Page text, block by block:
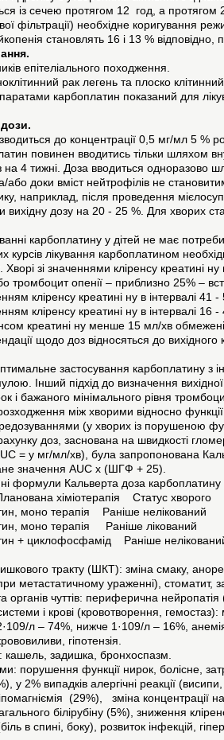
із сечею протягом 12 год, а протягом
фільтрації) необхідне коригування
становлять 16 і 13 %
епітеліального походження.
рак легень та плоско
карбоплатин показаний для
до концентрації 0,5 мг/мл 5 %
повинен вводитись тільки шляхом
4 тижні. Доза вводиться одноразово
або доки вміст нейтрофілів не
наприклад, після проведення
вихідну дозу на 20 - 25 %. Для хворих
карбоплатину у дітей не має
курсів лікування карбоплатином
зі значеннями кліренсу креатині
тромбоцит опенії – приблизно 25% –
кліренсу креатині ну в інтервалі
кліренсу креатині ну в інтервалі
креатині ну менше 15 мл/хв
щодо доз відносяться до
застосування карбоплатину з
Інший підхід до визначення
і бажаного мінімального рівня
між хворими відносно
(у хворих із порушеною
доз, заснована на швидкості
= у мг/мл/хв), була запропонована
значення AUC х (ШГФ + 25).
формули Кальверта доза
хіміотерапія Статус хворого
моно терапія Раніше нелікований
моно терапія Раніше лікований
+ циклофосфамід Раніше
тракту (ШКТ): зміна смаку,
при метастатичному ураженні),
органів чуттів: периферична
і крові (кровотворення,
л – 74%, нижче 1·109/л – 16%,
гіпотензія.
кашель, задишка, бронхоспазм.
порушення функції нирок, болісне,
у 2% випадків алергічні реакції
(29%), зміна концентрації
білірубіну (5%), зниження
в спині, боку), розвиток інфекцій,